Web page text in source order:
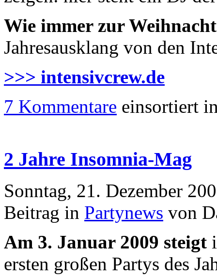
Wie immer zur
Jahresausklang von den
>>> intensivcrew.de
7 Kommentare einsortiert
2 Jahre Insomnia-Mag
Sonntag, 21. Dezember
Beitrag in Partynews von
Am 3. Januar 2009 steigt
ersten großen Partys des